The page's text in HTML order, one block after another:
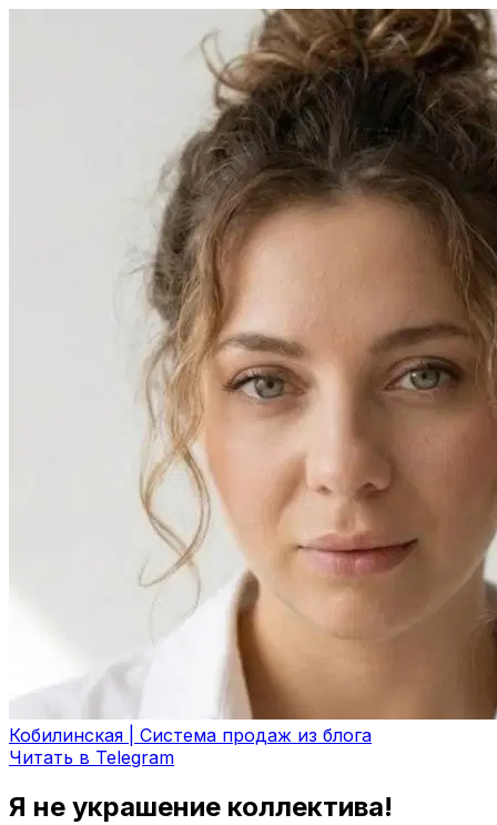
Кобилинская | Система продаж из блога
Читать в Telegram
Я не украшение коллектива!